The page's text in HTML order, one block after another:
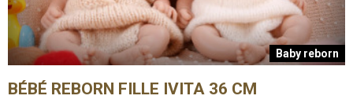
Baby reborn
BÉBÉ REBORN FILLE IVITA 36 CM